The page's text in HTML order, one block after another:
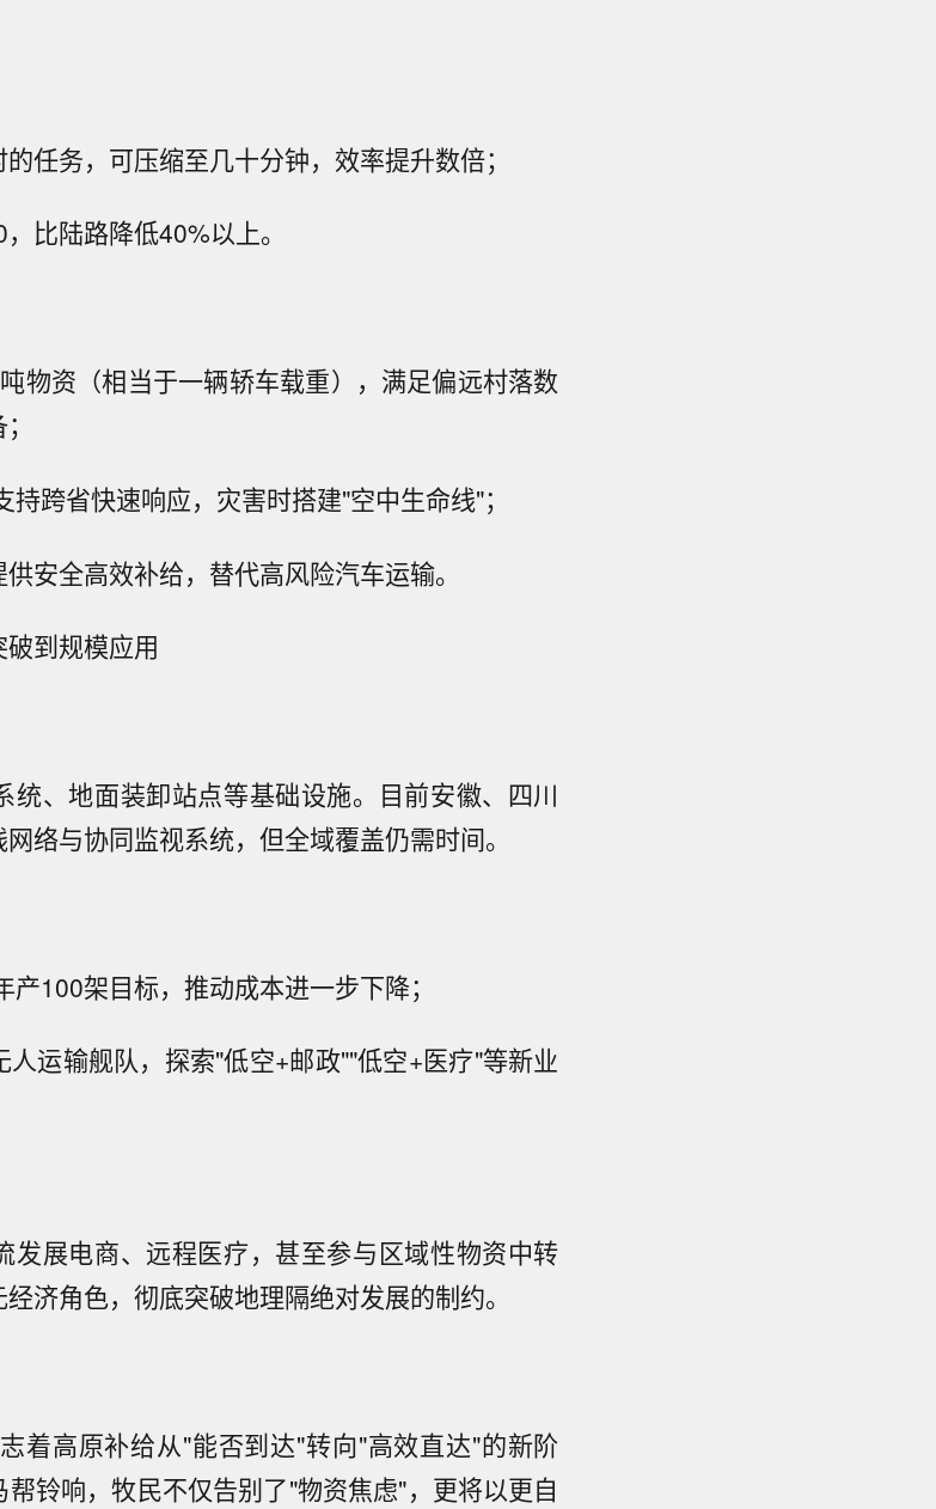
任务，可压缩至几十分钟，效率提升数倍；
比陆路降低40%以上。
物资（相当于一辆轿车载重），满足偏远村落数
跨省快速响应，灾害时搭建"空中生命线"；
安全高效补给，替代高风险汽车运输。
到规模应用
统、地面装卸站点等基础设施。目前安徽、四川
络与协同监视系统，但全域覆盖仍需时间。
100架目标，推动成本进一步下降；
运输舰队，探索"低空+邮政""低空+医疗"等新业
发展电商、远程医疗，甚至参与区域性物资中转
济角色，彻底突破地理隔绝对发展的制约。
着高原补给从"能否到达"转向"高效直达"的新阶
铃响，牧民不仅告别了"物资焦虑"，更将以更自